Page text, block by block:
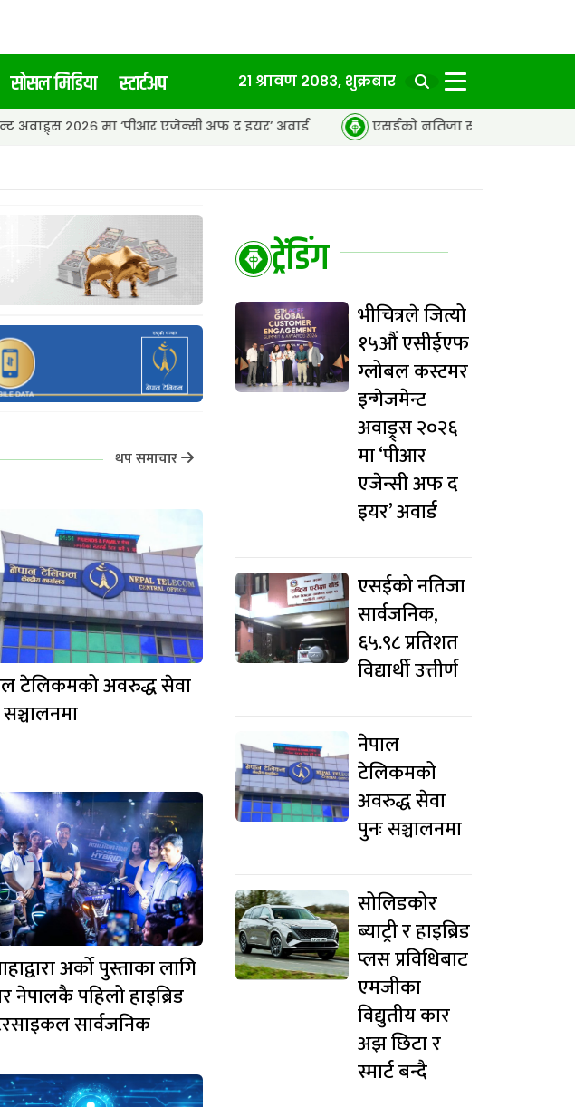
सोसल मिडिया स्टार्टअप २१ श्रावण २०८३, शुक्रबार
‘पीआर एजेन्सी अफ द इयर’ अवार्ड एसईको नतिजा सार्वजनिक, ६५.९८ प्रतिशत विद्यार्थी
थप समाचार
टेलिकमको अवरुद्ध सेवा
अर्को पुस्ताका लागि
नेपालकै पहिलो हाइब्रिड
सार्वजनिक
ट्रेंडिंग
भीचित्रले जित्यो
१५औं एसीईएफ
ग्लोबल कस्टमर
इन्गेजमेन्ट
अवाड्र्स २०२६
मा ‘पीआर
एजेन्सी अफ द
इयर’ अवार्ड
एसईको नतिजा
सार्वजनिक,
६५.९८ प्रतिशत
विद्यार्थी उत्तीर्ण
नेपाल
टेलिकमको
अवरुद्ध सेवा
पुनः सञ्चालनमा
सोलिडकोर
ब्याट्री र हाइब्रिड
प्लस प्रविधिबाट
एमजीका
विद्युतीय कार
अझ छिटा र
स्मार्ट बन्दै